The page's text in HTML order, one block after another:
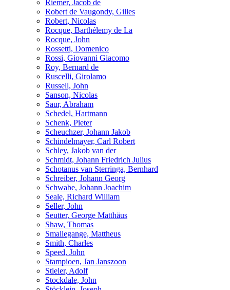
Riemer, Jacob de
Robert de Vaugondy, Gilles
Robert, Nicolas
Rocque, Barthélemy de La
Rocque, John
Rossetti, Domenico
Rossi, Giovanni Giacomo
Roy, Bernard de
Ruscelli, Girolamo
Russell, John
Sanson, Nicolas
Saur, Abraham
Schedel, Hartmann
Schenk, Pieter
Scheuchzer, Johann Jakob
Schindelmayer, Carl Robert
Schley, Jakob van der
Schmidt, Johann Friedrich Julius
Schotanus van Sterringa, Bernhard
Schreiber, Johann Georg
Schwabe, Johann Joachim
Seale, Richard William
Seller, John
Seutter, George Matthäus
Shaw, Thomas
Smallegange, Mattheus
Smith, Charles
Speed, John
Stampioen, Jan Janszoon
Stieler, Adolf
Stockdale, John